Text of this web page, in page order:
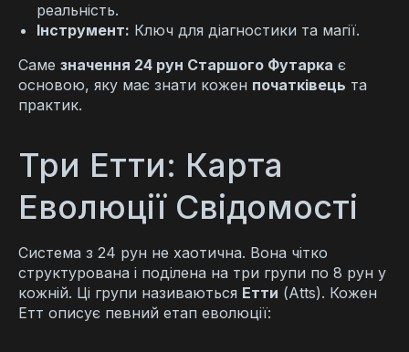
реальність.
Інструмент: Ключ для діагностики та магії.
Саме значення 24 рун Старшого Футарка є
основою, яку має знати кожен початківець та
практик.
Три Етти: Карта
Еволюції Свідомості
Система з 24 рун не хаотична. Вона чітко
структурована і поділена на три групи по 8 рун у
кожній. Ці групи називаються Етти (Atts). Кожен
Етт описує певний етап еволюції: